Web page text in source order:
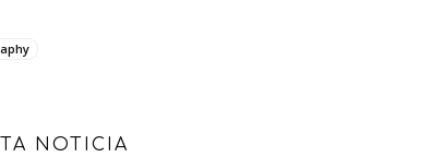
NOTICIA